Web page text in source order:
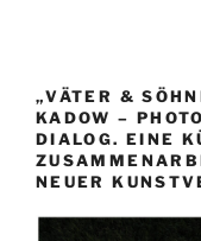
„VÄTER &
KADOW –
DIALOG. EINE
NEUER